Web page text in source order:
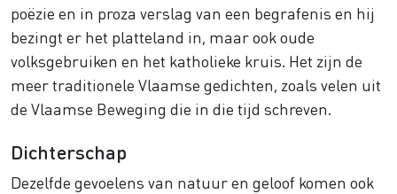
poëzie en in proza verslag van een begrafenis en hij
bezingt er het platteland in, maar ook oude
volksgebruiken en het katholieke kruis. Het zijn de
meer traditionele Vlaamse gedichten, zoals velen uit
de Vlaamse Beweging die in die tijd schreven.
Dichterschap
Dezelfde gevoelens van natuur en geloof komen ook